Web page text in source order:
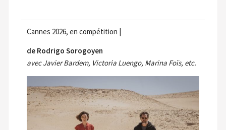
Cannes 2026, en compétition |
de Rodrigo Sorogoyen
avec Javier Bardem, Victoria Luengo, Marina Foïs, etc.